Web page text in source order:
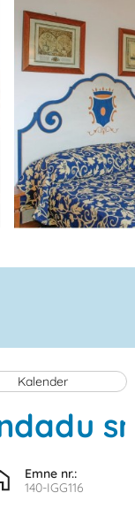
Kalender
snc
Emne nr.:
140-IGG116